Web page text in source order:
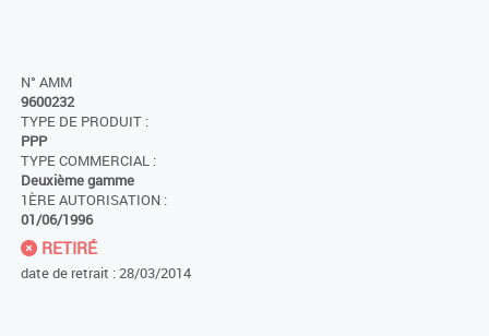
N° AMM
9600232
TYPE DE PRODUIT :
PPP
TYPE COMMERCIAL :
Deuxième gamme
1ÈRE AUTORISATION :
01/06/1996
RETIRÉ
date de retrait : 28/03/2014